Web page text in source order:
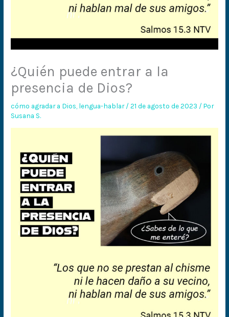
¿Quién puede entrar a la
presencia de Dios?
cómo agradar a Dios, lengua-hablar/21 de agosto de 2023 / Por
Susana S.